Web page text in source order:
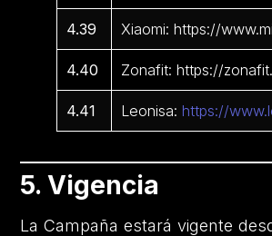
4.39 Xiaomi: https://
4.40 Zonafit: https://
4.41 Leonisa:https://
5. Vigencia
La Campaña estará vigente